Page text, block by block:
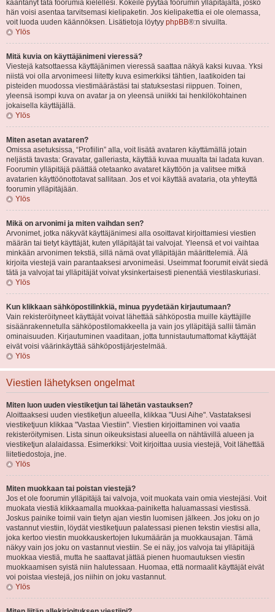
kääntänyt tätä foorumia kielellesi. Kokeile pyytää foorumin ylläpitäjältä, josko
hän voisi asentaa tarvitsemasi kielipaketin. Jos kielipakettia ei ole olemassa,
voit luoda uuden käännöksen. Lisätietoja löytyy phpBB®:n sivuilta.
Ylös
Mitä kuvia on käyttäjänimeni vieressä?
Viestejä katsottaessa käyttäjänimen vieressä saattaa näkyä kaksi kuvaa. Yksi
niistä voi olla arvonimeesi liitetty kuva esimerkiksi tähtien, laatikoiden tai
pisteiden muodossa viestimäärästäsi tai statuksestasi riippuen. Toinen,
yleensä isompi kuva on avatar ja on yleensä uniikki tai henkilökohtainen
jokaisella käyttäjällä.
Ylös
Miten asetan avataren?
Omissa asetuksissa, “Profiilin” alla, voit lisätä avataren käyttämällä jotain
neljästä tavasta: Gravatar, galleriasta, käyttää kuvaa muualta tai ladata kuvan.
Foorumin ylläpitäjä päättää otetaanko avataret käyttöön ja valitsee mitkä
avatarien käyttöönottotavat sallitaan. Jos et voi käyttää avataria, ota yhteyttä
foorumin ylläpitäjään.
Ylös
Mikä on arvonimi ja miten vaihdan sen?
Arvonimet, jotka näkyvät käyttäjänimesi alla osoittavat kirjoittamiesi viestien
määrän tai tietyt käyttäjät, kuten ylläpitäjät tai valvojat. Yleensä et voi vaihtaa
minkään arvonimen tekstiä, sillä nämä ovat ylläpitäjän määrittelemiä. Älä
kirjoita viestejä vain parantaaksesi arvonimeäsi. Useimmat foorumit eivät siedä
tätä ja valvojat tai ylläpitäjät voivat yksinkertaisesti pienentää viestilaskuriasi.
Ylös
Kun klikkaan sähköpostilinkkiä, minua pyydetään kirjautumaan?
Vain rekisteröityneet käyttäjät voivat lähettää sähköpostia muille käyttäjille
sisäänrakennetulla sähköpostilomakkeella ja vain jos ylläpitäjä sallii tämän
ominaisuuden. Kirjautuminen vaaditaan, jotta tunnistautumattomat käyttäjät
eivät voisi väärinkäyttää sähköpostijärjestelmää.
Ylös
Viestien lähetyksen ongelmat
Miten luon uuden viestiketjun tai lähetän vastauksen?
Aloittaaksesi uuden viestiketjun alueella, klikkaa "Uusi Aihe". Vastataksesi
viestiketjuun klikkaa "Vastaa Viestiin". Viestien kirjoittaminen voi vaatia
rekisteröitymisen. Lista sinun oikeuksistasi alueella on nähtävillä alueen ja
viestiketjun alalaidassa. Esimerkiksi: Voit kirjoittaa uusia viestejä, Voit lähettää
liitetiedostoja, jne.
Ylös
Miten muokkaan tai poistan viestejä?
Jos et ole foorumin ylläpitäjä tai valvoja, voit muokata vain omia viestejäsi. Voit
muokata viestiä klikkaamalla muokkaa-painiketta haluamassasi viestissä.
Joskus painike toimii vain tietyn ajan viestin luomisen jälkeen. Jos joku on jo
vastannut viestiin, löydät viestiketjuun palatessasi pienen tekstin viestisi alla,
joka kertoo viestin muokkauskertojen lukumäärän ja muokkausajan. Tämä
näkyy vain jos joku on vastannut viestiin. Se ei näy, jos valvoja tai ylläpitäjä
muokkaa viestiä, mutta he saattavat jättää pienen huomautuksen viestin
muokkaamisen syistä niin halutessaan. Huomaa, että normaalit käyttäjät eivät
voi poistaa viestejä, jos niihin on joku vastannut.
Ylös